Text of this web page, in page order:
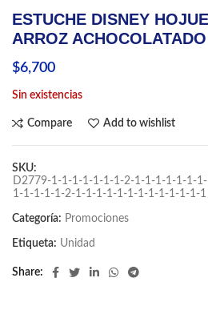
ESTUCHE DISNEY
ARROZ
$6,700
Sin existencias
Compare Add to wishlist
SKU:
D2779-1-1-1-1-1-1-1-2-1-1-1-1-1-1-
1-1-1-1-1-2-1-1-1-1-1-1-1-1-1-1-1-1-1
Categoría: Promociones
Etiqueta: Unidad
Share